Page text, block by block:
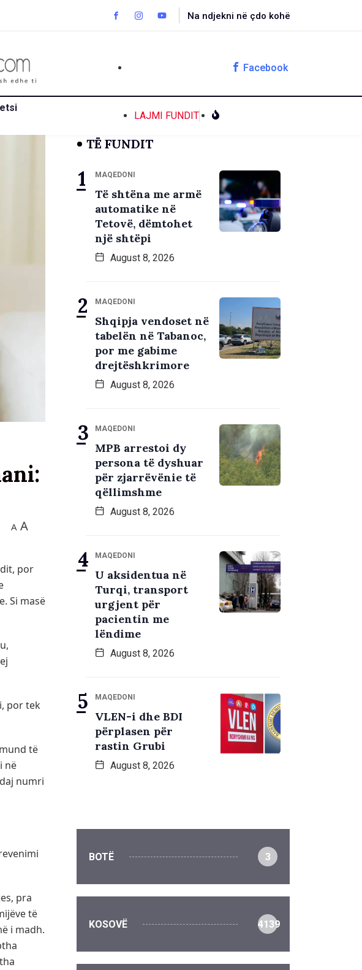
Na ndjekni në çdo kohë
Facebook
LAJMI FUNDIT
A A
por
Si masë
por tek
të
në
numri
pra
të
i madh.
TË FUNDIT
MAQEDONI
Të shtëna me armë
automatike në
Tetovë, dëmtohet
një shtëpi
August 8, 2026
MAQEDONI
Shqipja vendoset në
tabelën në Tabanoc,
por me gabime
drejtëshkrimore
August 8, 2026
MAQEDONI
MPB arrestoi dy
persona të dyshuar
për zjarrëvënie të
qëllimshme
August 8, 2026
MAQEDONI
U aksidentua në
Turqi, transport
urgjent për
pacientin me
lëndime
August 8, 2026
MAQEDONI
VLEN-i dhe BDI
përplasen për
rastin Grubi
August 8, 2026
BOTË 3
KOSOVË 4139